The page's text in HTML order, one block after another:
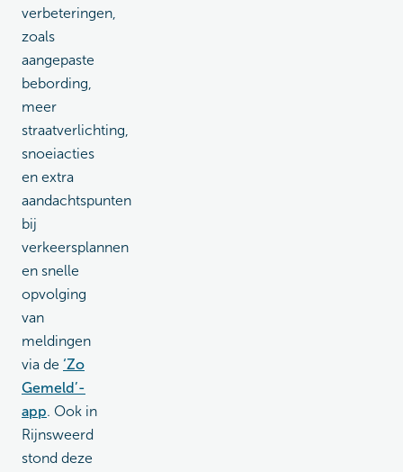
verbeteringen,
zoals
aangepaste
bebording,
meer
straatverlichting,
snoeiacties
en extra
aandachtspunten
bij
verkeersplannen
en snelle
opvolging
van
meldingen
via de ‘Zo
Gemeld’-
app. Ook in
Rijnsweerd
stond deze